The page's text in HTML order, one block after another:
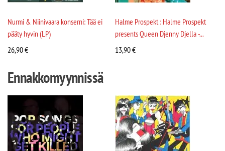
Nurmi & Niinivaara konserni: Tää ei
pääty hyvin (LP)
26,90€
Halme Prospekt : Halme Prospekt
presents Queen Djenny Djella -...
13,90€
Ennakkomyynnissä